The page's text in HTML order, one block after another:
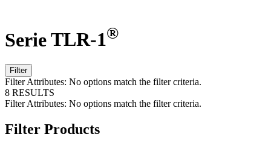
SerieTLR-1®
Filter
Filter Attributes: No options match the filter criteria.
8 RESULTS
Filter Attributes: No options match the filter criteria.
Filter Products